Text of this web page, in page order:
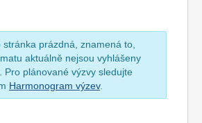
stránka prázdná, znamená to,
aktuálně nejsou vyhlášeny
Pro plánované výzvy sledujte
Harmonogram výzev.